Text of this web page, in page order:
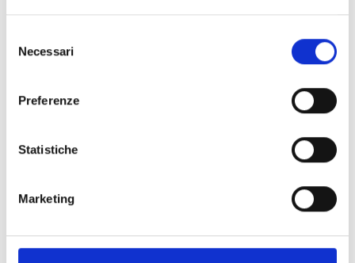
delNecessari
Preferenze
Statistiche
Marketing